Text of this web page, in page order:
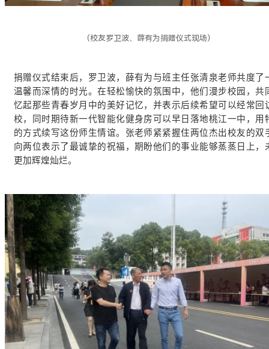
（校友罗卫波、薛有为捐赠仪式现场）
捐赠仪式结束后，罗卫波，薛有为与班主任张清泉老师共度了
温馨而深情的时光。在轻松愉快的氛围中，他们漫步校园，共
忆起那些青春岁月中的美好记忆，并表示后续希望可以经常回
校，同时期待新一代智能化健身房可以早日落地桃江一中，用
的方式续写这份师生情谊。张老师紧紧握住两位杰出校友的双
向两位表示了最诚挚的祝福，期盼他们的事业能够蒸蒸日上，
更加辉煌灿烂。